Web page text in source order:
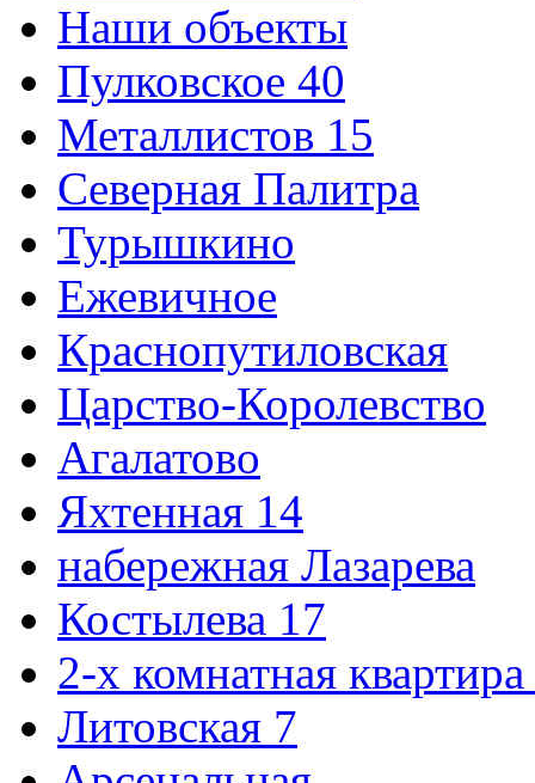
Наши объекты
Пулковское 40
Металлистов 15
Северная Палитра
Турышкино
Ежевичное
Краснопутиловская
Царство-Королевство
Агалатово
Яхтенная 14
набережная Лазарева
Костылева 17
2-х комнатная
Литовская 7